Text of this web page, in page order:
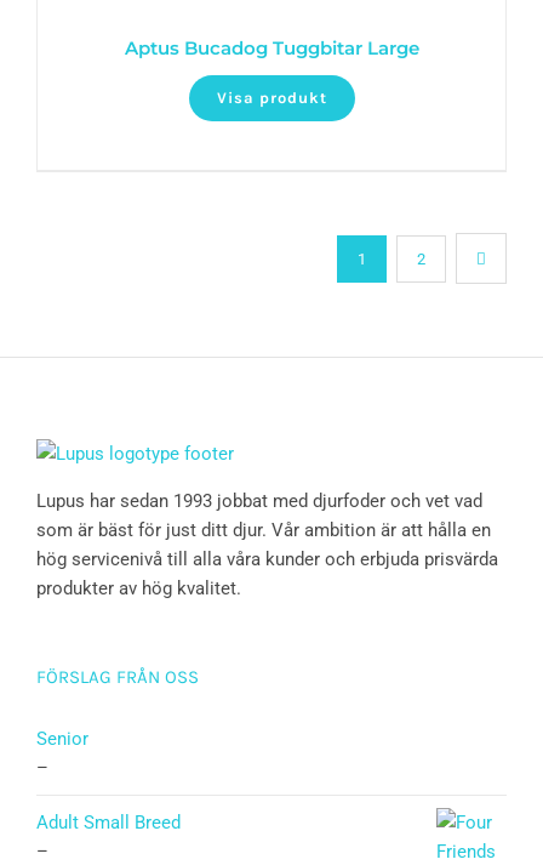
Aptus Bucadog Tuggbitar Large
Visa produkt
1 2
Lupus har sedan 1993 jobbat med djurfoder och vet vad
som är bäst för just ditt djur. Vår ambition är att hålla en
hög servicenivå till alla våra kunder och erbjuda prisvärda
produkter av hög kvalitet.
FÖRSLAG FRÅN OSS
Senior
–
Adult Small Breed
–